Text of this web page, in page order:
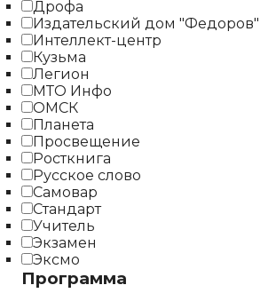
Дрофа
Издательский дом "Федоров"
Интеллект-центр
Кузьма
Легион
МТО Инфо
ОМСК
Планета
Просвещение
Росткнига
Русское слово
Самовар
Стандарт
Учитель
Экзамен
Эксмо
Программа